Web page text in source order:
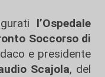
l’Ospedale
Soccorso di
e presidente
Scajola, del